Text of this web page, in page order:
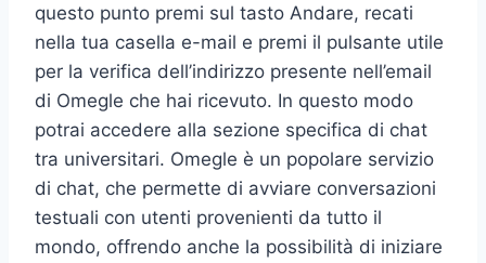
questo punto premi sul tasto Andare, recati
nella tua casella e-mail e premi il pulsante utile
per la verifica dell’indirizzo presente nell’email
di Omegle che hai ricevuto. In questo modo
potrai accedere alla sezione specifica di chat
tra universitari. Omegle è un popolare servizio
di chat, che permette di avviare conversazioni
testuali con utenti provenienti da tutto il
mondo, offrendo anche la possibilità di iniziare